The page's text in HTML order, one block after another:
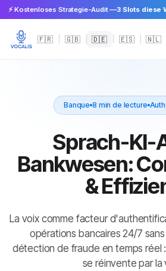
⚡ Kostenloses Strategie-Audit —3 Slots diese
🇫🇷 🇬🇧 🇩🇪 🇪🇸 🇳🇱
Banque 8 min de lecture
Sprach-KI-
Bankwesen:
&
La voix comme facteur
opérations bancaires 24/7
détection de fraude en temps réel
se réinvente par la